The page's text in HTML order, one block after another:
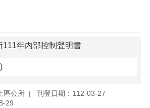
111年內部控制聲明書
區公所
刊登日期：112-03-27
29